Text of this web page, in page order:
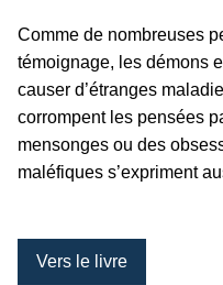
Comme de nombreuses
témoignage, les démons
causer d’étranges
corrompent les pensées
mensonges ou des
maléfiques s’expriment
Vers le livre